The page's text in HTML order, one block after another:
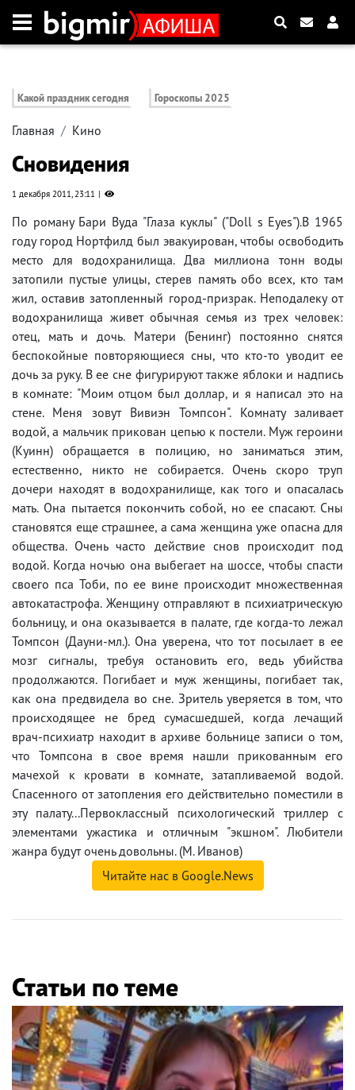
Какой праздник сегодня Гороскопы 2025
Главная Кино
Сновидения
1 декабря 2011, 23:11
По роману Бари Вуда "Глаза куклы" ("Doll s Eyes").В 1965
году город Нортфилд был эвакуирован, чтобы освободить
место для водохранилища. Два миллиона тонн воды
затопили пустые улицы, стерев память обо всех, кто там
жил, оставив затопленный город-призрак. Неподалеку от
водохранилища живет обычная семья из трех человек:
отец, мать и дочь. Матери (Бенинг) постоянно снятся
беспокойные повторяющиеся сны, что кто-то уводит ее
дочь за руку. В ее сне фигурируют также яблоки и надпись
в комнате: "Моим отцом был доллар, и я написал это на
стене. Меня зовут Вивиэн Томпсон". Комнату заливает
водой, а мальчик прикован цепью к постели. Муж героини
(Куинн) обращается в полицию, но заниматься этим,
естественно, никто не собирается. Очень скоро труп
дочери находят в водохранилище, как того и опасалась
мать. Она пытается покончить собой, но ее спасают. Сны
становятся еще страшнее, а сама женщина уже опасна для
общества. Очень часто действие снов происходит под
водой. Когда ночью она выбегает на шоссе, чтобы спасти
своего пса Тоби, по ее вине происходит множественная
автокатастрофа. Женщину отправляют в психиатрическую
больницу, и она оказывается в палате, где когда-то лежал
Томпсон (Дауни-мл.). Она уверена, что тот посылает в ее
мозг сигналы, требуя остановить его, ведь убийства
продолжаются. Погибает и муж женщины, погибает так,
как она предвидела во сне. Зритель уверяется в том, что
происходящее не бред сумасшедшей, когда лечащий
врач-психиатр находит в архиве больнице записи о том,
что Томпсона в свое время нашли прикованным его
мачехой к кровати в комнате, затапливаемой водой.
Спасенного от затопления его действительно поместили в
эту палату...Первоклассный психологический триллер с
элементами ужастика и отличным "экшном". Любители
жанра будут очень довольны. (М. Иванов)
Читайте нас в Google.News
Статьи по теме